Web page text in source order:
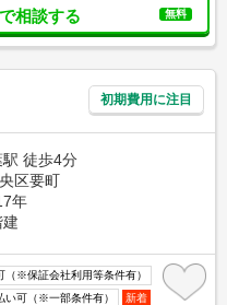
相談する 無料
初期費用に注目
徒歩4分
区要町
年
（※保証会社利用等条件有）
い可（※一部条件有）
新着